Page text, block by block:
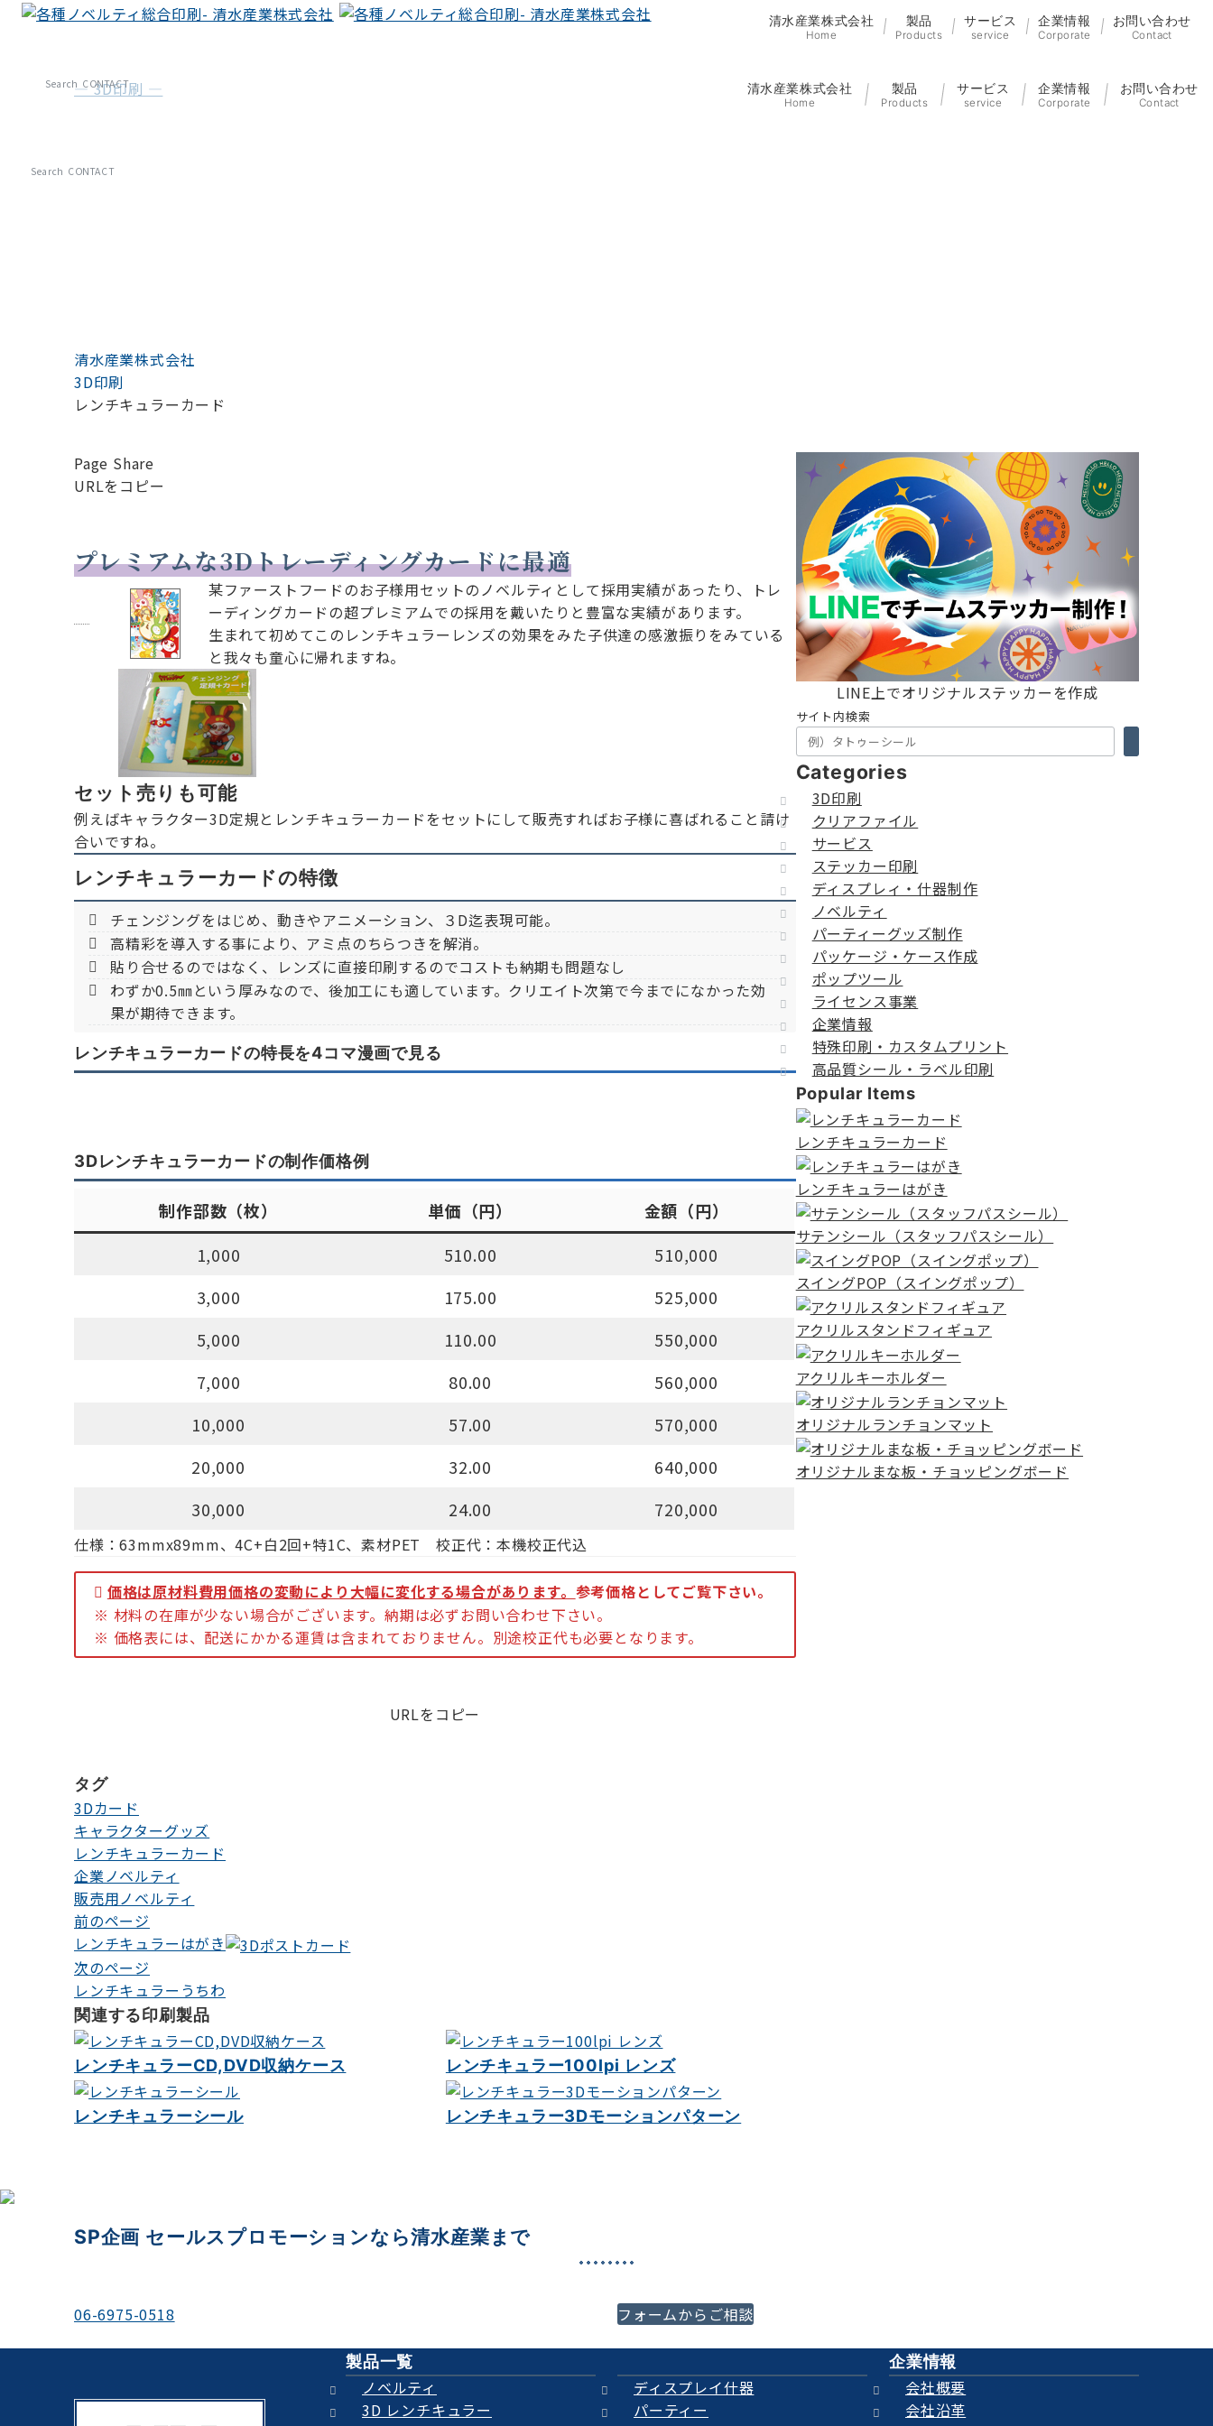
清水産業株式会社
Home
製品
Products
サービス
service
企業情報
Corporate
お問い合わせ
Contact
Search CONTACT
清水産業株式会社
Home
製品
Products
サービス
service
企業情報
Corporate
お問い合わせ
Contact
Search CONTACT
— 3D印刷 —
清水産業株式会社
3D印刷
レンチキュラーカード
Page Share
URLをコピー
プレミアムな3Dトレーディングカードに最適
某ファーストフードのお子様用セットのノベルティとして採用実績があったり、トレ
ーディングカードの超プレミアムでの採用を戴いたりと豊富な実績があります。
生まれて初めてこのレンチキュラーレンズの効果をみた子供達の感激振りをみている
と我々も童心に帰れますね。
セット売りも可能
例えばキャラクター3D定規とレンチキュラーカードをセットにして販売すればお子様に喜ばれること請け
合いですね。
レンチキュラーカードの特徴
チェンジングをはじめ、動きやアニメーション、３D迄表現可能。
高精彩を導入する事により、アミ点のちらつきを解消。
貼り合せるのではなく、レンズに直接印刷するのでコストも納期も問題なし
わずか0.5㎜という厚みなので、後加工にも適しています。クリエイト次第で今までになかった効
果が期待できます。
レンチキュラーカードの特長を4コマ漫画で見る
3Dレンチキュラーカードの制作価格例
制作部数（枚） 単価（円）
金額（円）
1,000
510.00
510,000
3,000
175.00
525,000
5,000
110.00
550,000
7,000
80.00
560,000
10,000
57.00
570,000
20,000
32.00
640,000
30,000
24.00 720,000
仕様：63mmx89mm、4C+白2回+特1C、素材PET 校正代：本機校正代込
価格は原材料費用価格の変動により大幅に変化する場合があります。 参考価格としてご覧下さい。
※ 材料の在庫が少ない場合がございます。納期は必ずお問い合わせ下さい。
※ 価格表には、配送にかかる運賃は含まれておりません。別途校正代も必要となります。
URLをコピー
タグ
3Dカード
キャラクターグッズ
レンチキュラーカード
企業ノベルティ
販売用ノベルティ
投
稿
ナ
ビ
ゲ
ー
シ
前のページ
レンチキュラーはがき
次のページ
レンチキュラーうちわ
関連する印刷製品
レンチキュラーCD,DVD収納ケース レンチキュラー100lpi レンズ
レンチキュラーシール レンチキュラー3Dモーションパターン
LINE上でオリジナルステッカーを作成
サイト内検索
Categories
3D印刷
クリアファイル
サービス
ステッカー印刷
ディスプレィ・什器制作
ノベルティ
パーティーグッズ制作
パッケージ・ケース作成
ポップツール
ライセンス事業
企業情報
特殊印刷・カスタムプリント
高品質シール・ラベル印刷
Popular Items
レンチキュラーカード
レンチキュラーはがき
サテンシール（スタッフパスシール）
スイングPOP（スイングポップ）
アクリルスタンドフィギュア
アクリルキーホルダー
オリジナルランチョンマット
オリジナルまな板・チョッピングボード
SP企画 セールスプロモーションなら清水産業まで
06-6975-0518
フォームからご相談
製品一覧
ノベルティ
3D レンチキュラー
ディスプレイ什器
パーティー
企業情報
会社概要
会社沿革